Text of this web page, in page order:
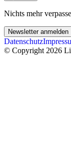
Nichts mehr
Newsletter anmelden
Datenschutz
© Copyright 2026